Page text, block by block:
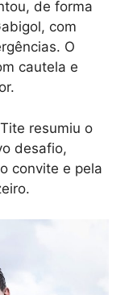
de forma
com
O
cautela e
resumiu o
desafio,
convite e pela